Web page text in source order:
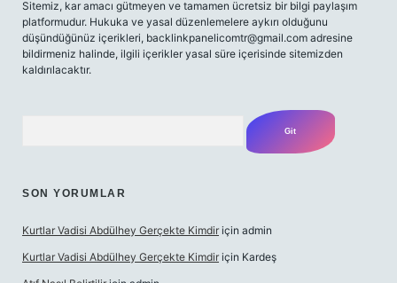
Sitemiz, kar amacı gütmeyen ve tamamen ücretsiz bir bilgi paylaşım
platformudur. Hukuka ve yasal düzenlemelere aykırı olduğunu
düşündüğünüz içerikleri, backlinkpanelicomtr@gmail.com adresine
bildirmeniz halinde, ilgili içerikler yasal süre içerisinde sitemizden
kaldırılacaktır.
SON YORUMLAR
Kurtlar Vadisi Abdülhey Gerçekte Kimdir için admin
Kurtlar Vadisi Abdülhey Gerçekte Kimdir için Kardeş